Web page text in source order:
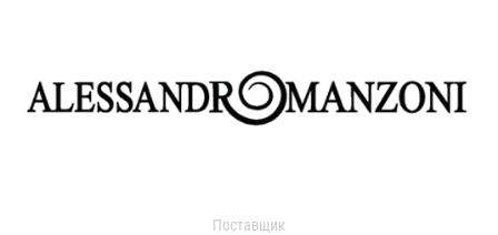
Поставщик